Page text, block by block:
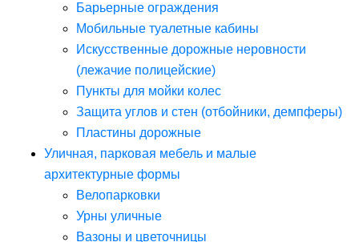
Барьерные ограждения
Мобильные туалетные кабины
Искусственные дорожные неровности
(лежачие полицейские)
Пункты для мойки колес
Защита углов и стен (отбойники, демпферы)
Пластины дорожные
Уличная, парковая мебель и малые
архитектурные формы
Велопарковки
Урны уличные
Вазоны и цветочницы